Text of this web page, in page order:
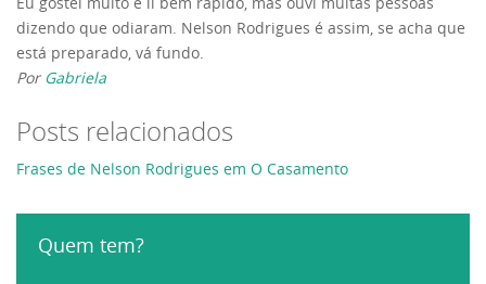
dizendo que odiaram. Nelson Rodrigues é assim, se acha que
está preparado, vá fundo.
PorGabriela
Posts relacionados
Frases de Nelson Rodrigues em O Casamento
Quem tem?